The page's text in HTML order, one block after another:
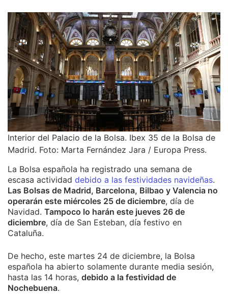
Interior del Palacio de la Bolsa. Ibex 35 de la Bolsa de
Madrid. Foto: Marta Fernández Jara / Europa Press.
La Bolsa española ha registrado una semana de
escasa actividad debido a las festividades navideñas.
Las Bolsas de Madrid, Barcelona, Bilbao y Valencia no
operarán este miércoles 25 de diciembre, día de
Navidad. Tampoco lo harán este jueves 26 de
diciembre, día de San Esteban, día festivo en
Cataluña.
De hecho, este martes 24 de diciembre, la Bolsa
española ha abierto solamente durante media sesión,
hasta las 14 horas, debido a la festividad de
Nochebuena.